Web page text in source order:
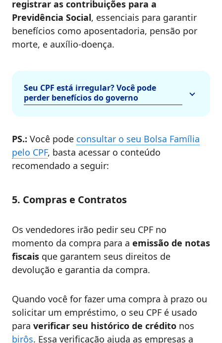
registrar as contribuições para a
Previdência Social, essenciais para garantir
benefícios como aposentadoria, pensão por
morte, e auxílio-doença.
Seu CPF está irregular? Você pode
perder benefícios do governo
PS.: Você pode consultar o seu Bolsa Família
pelo CPF, basta acessar o conteúdo
recomendado a seguir:
5. Compras e Contratos
Os vendedores irão pedir seu CPF no
momento da compra para a emissão de notas
fiscais que garantem seus direitos de
devolução e garantia da compra.
Quando você for fazer uma compra à prazo ou
solicitar um empréstimo, o seu CPF é usado
para verificar seu histórico de crédito nos
birôs. Essa verificação ajuda as empresas a